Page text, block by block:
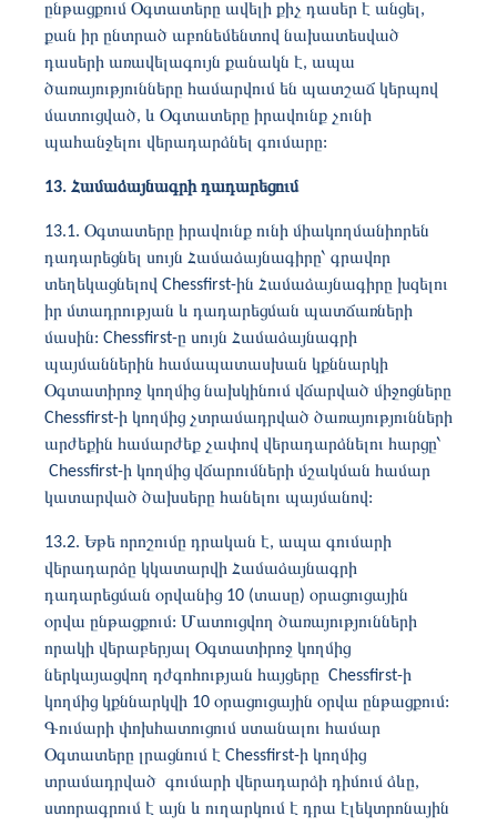
ընթացքում Օգտատերը ավելի քիչ դասեր է անցել,
քան իր ընտրած աբոնեմենտով նախատեսված
դասերի առավելագույն քանակն է, ապա
ծառայությունները համարվում են պատշաճ կերպով
մատուցված, և Օգտատերը իրավունք չունի
պահանջելու վերադարձնել գումարը:
13. Համաձայնագրի դադարեցում
13.1. Օգտատերը իրավունք ունի միակողմանիորեն
դադարեցնել սույն Համաձայնագիրը՝ գրավոր
տեղեկացնելով Chessfirst-ին Համաձայնագիրը խզելու
իր մտադրության և դադարեցման պատճառների
մասին: Chessfirst-ը սույն Համաձայնագրի
պայմաններին համապատասխան կքննարկի
Օգտատիրոջ կողմից նախկինում վճարված միջոցները
Chessfirst-ի կողմից չտրամադրված ծառայությունների
արժեքին համարժեք չափով վերադարձնելու հարցը՝
Chessfirst-ի կողմից վճարումների մշակման համար
կատարված ծախսերը հանելու պայմանով:
13.2. Եթե ​​որոշումը դրական է, ապա գումարի
վերադարձը կկատարվի Համաձայնագրի
դադարեցման օրվանից 10 (տասը) օրացուցային
օրվա ընթացքում: Մատուցվող ծառայությունների
որակի վերաբերյալ Օգտատիրոջ կողմից
ներկայացվող դժգոհության հայցերը Chessfirst-ի
կողմից կքննարկվի 10 օրացուցային օրվա ընթացքում:
Գումարի փոխհատուցում ստանալու համար
Օգտատերը լրացնում է Chessfirst-ի կողմից
տրամադրված գումարի վերադարձի դիմում ձևը,
ստորագրում է այն և ուղարկում է դրա էլեկտրոնային